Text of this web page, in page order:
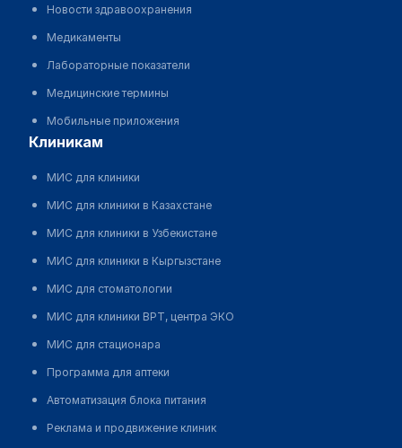
Новости здравоохранения
Медикаменты
Лабораторные показатели
Медицинские термины
Мобильные приложения
клиникам
МИС для клиники
МИС для клиники в Казахстане
МИС для клиники в Узбекистане
МИС для клиники в Кыргызстане
МИС для стоматологии
МИС для клиники ВРТ, центра ЭКО
МИС для стационара
Программа для аптеки
Автоматизация блока питания
Реклама и продвижение клиник